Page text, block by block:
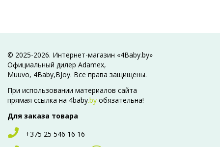
© 2025-2026. Интернет-магазин «4Baby.by»
Официальный дилер Adamex,
Muuvo, 4Baby,BJoy. Все права защищены.
При использовании материалов сайта
прямая ссылка на 4baby.by обязательна!
Для заказа товара
+375 25 546 16 16